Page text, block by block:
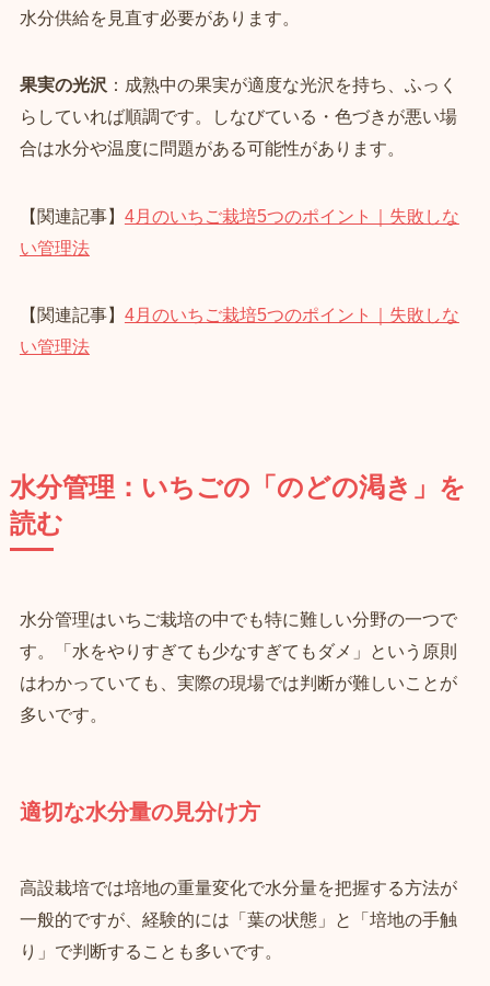
水分供給を見直す必要があります。
果実の光沢 ：成熟中の果実が適度な光沢を持ち、ふっく
らしていれば順調です。しなびている・色づきが悪い場
合は水分や温度に問題がある可能性があります。
【関連記事】 4月のいちご栽培5つのポイント｜失敗しな
い管理法
【関連記事】 4月のいちご栽培5つのポイント｜失敗しな
い管理法
水分管理：いちごの「のどの渇き」を
読む
水分管理はいちご栽培の中でも特に難しい分野の一つで
す。「水をやりすぎても少なすぎてもダメ」という原則
はわかっていても、実際の現場では判断が難しいことが
多いです。
適切な水分量の見分け方
高設栽培では培地の重量変化で水分量を把握する方法が
一般的ですが、経験的には「葉の状態」と「培地の手触
り」で判断することも多いです。